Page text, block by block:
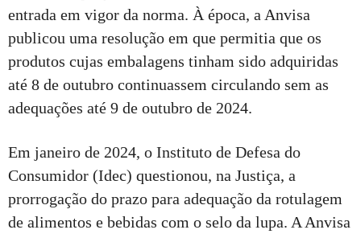
entrada em vigor da norma. À época, a Anvisa
publicou uma resolução em que permitia que os
produtos cujas embalagens tinham sido adquiridas
até 8 de outubro continuassem circulando sem as
adequações até 9 de outubro de 2024.
Em janeiro de 2024, o Instituto de Defesa do
Consumidor (Idec) questionou, na Justiça, a
prorrogação do prazo para adequação da rotulagem
de alimentos e bebidas com o selo da lupa. A Anvisa